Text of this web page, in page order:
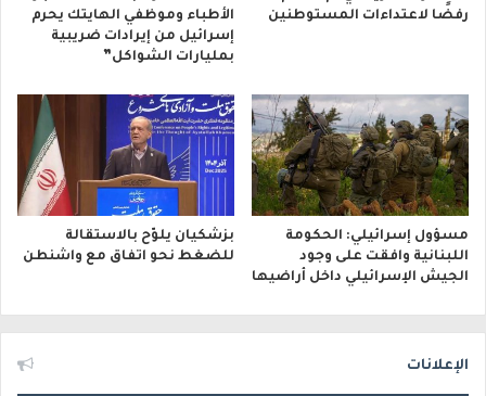
رفضًا لاعتداءات المستوطنين
الأطباء وموظفي الهايتك يحرم
إسرائيل من إيرادات ضريبية
بمليارات الشواكل”
مسؤول إسرائيلي: الحكومة
اللبنانية وافقت على وجود
الجيش الإسرائيلي داخل أراضيها
بزشكيان يلوّح بالاستقالة
للضغط نحو اتفاق مع واشنطن
الإعلانات